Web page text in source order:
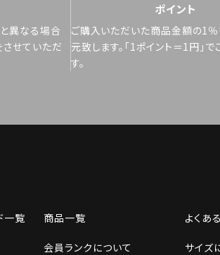
異なる場合
せていただ
ポイント
ご購入いただいた商品金額の1％
元致します。「1ポイント＝1円」
す。
一覧 商品一覧 よくあ
会員ランクについて サイズ